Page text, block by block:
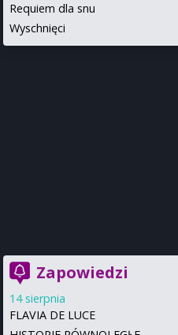
Requiem dla snu
Wyschnięci
Zapowiedzi
14 sierpnia
FLAVIA DE LUCE